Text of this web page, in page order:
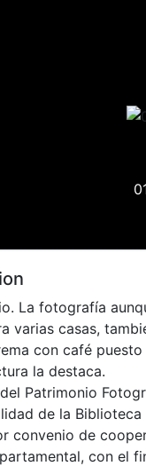
La fotografía
varias casas,
con café
la destaca.
Patrimonio
de la
convenio de
con el